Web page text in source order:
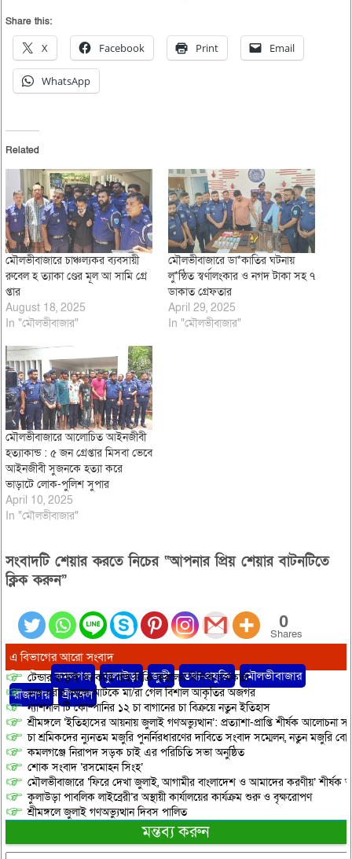
Share this:
X Facebook Print Email
WhatsApp
Related
মৌলভীবাজারে চাঞ্চল্যকর ব্যবসায়ী
রুবেল হ ত্যাকা ণ্ডের মূল আ সামি গ্রে
প্তার
August 18, 2025
In "মৌলভীবাজার"
মৌলভীবাজারে ডা*কাতির ঘটনায়
লু*ন্ঠিত স্বর্ণালংকার ও নগদ টাকা সহ ৭
ডাকাত গ্রেফতার
April 29, 2025
In "মৌলভীবাজার"
মৌলভীবাজারে আলোচিত আইনজীবী
হত্যাকান্ড : ৫ জন গ্রেপ্তার মিসবা ভেবে
আইনজীবী সুজনকে হত্যা করে
ভাড়াটে লোক-পুলিশ সুপার
April 10, 2025
In "মৌলভীবাজার"
সংবাদটি শেয়ার করতে নিচের “আপনার প্রিয় শেয়ার বাটনটিতে
ক্লিক করুন”
0
Shares
এ বিভাগের আরো সংবাদ
বিস্তারিত: কমলগঞ্জ , কুলাউড়া , জুড়ী , তথ্য-প্রযুক্তি , মৌলভীবাজার ,
রাজনগর , শ্রীমঙ্গল
টেন্ডার ছাড়াই সরকারি গাছ বিক্রি করলেন বিসিক কর্মকর্তা
মাছ ধরার জালে আটকে মা/রা গেল বিশাল আকৃতির অজগর
ন্যাশনাল টি কোম্পানির ১২ চা বাগানের চা বিক্রয়ে নতুন ইতিহাস
শ্রীমঙ্গলে ‘ইতিহাসের আয়নায় জুলাই গণঅভ্যুত্থান’: প্রত্যাশা-প্রাপ্তি শীর্ষক আলোচনা
চা শ্রমিকদের ন্যুনতম মজুরি পুনর্নিরধারণের দাবিতে সংবাদ সম্মেলন, নতুন মজুরি
কমলগঞ্জে নিরাপদ সড়ক চাই এর পরিচিতি সভা অনুষ্ঠিত
শোক সংবাদ ‘রসমোহন সিংহ’
মৌলভীবাজারে ‘ফিরে দেখা জুলাই, আগামীর বাংলাদেশ ও আমাদের করণীয়’ শীর্ষক
কুলাউড়া পাবলিক লাইব্রেরী’র অস্থায়ী কার্যালয়ের কার্যক্রম শুরু ও বৃক্ষরোপণ
শ্রীমঙ্গলে জুলাই গণঅভ্যুত্থান দিবস পালিত
মন্তব্য করুন